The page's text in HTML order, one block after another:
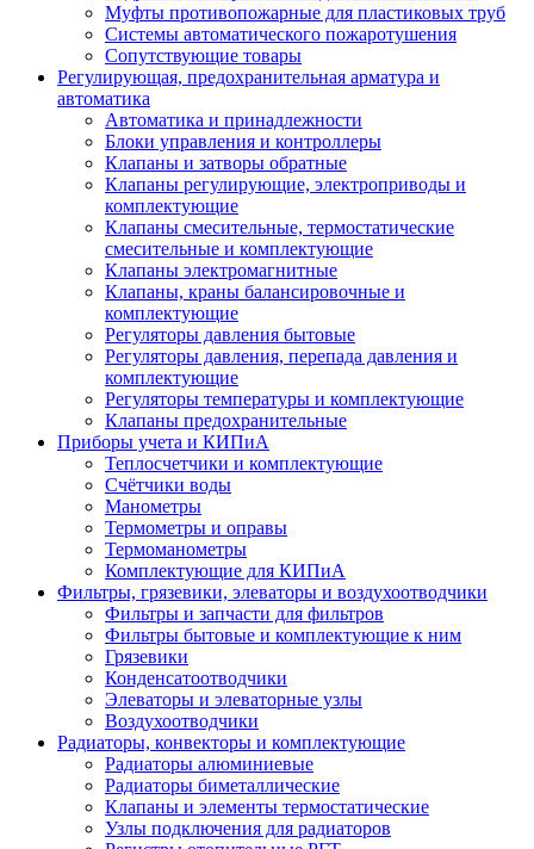
Муфты противопожарные для пластиковых труб
Системы автоматического пожаротушения
Сопутствующие товары
Регулирующая, предохранительная арматура и
автоматика
Автоматика и принадлежности
Блоки управления и контроллеры
Клапаны и затворы обратные
Клапаны регулирующие, электроприводы и
комплектующие
Клапаны смесительные, термостатические
смесительные и комплектующие
Клапаны электромагнитные
Клапаны, краны балансировочные и
комплектующие
Регуляторы давления бытовые
Регуляторы давления, перепада давления и
комплектующие
Регуляторы температуры и комплектующие
Клапаны предохранительные
Приборы учета и КИПиА
Теплосчетчики и комплектующие
Счётчики воды
Манометры
Термометры и оправы
Термоманометры
Комплектующие для КИПиА
Фильтры, грязевики, элеваторы и воздухоотводчики
Фильтры и запчасти для фильтров
Фильтры бытовые и комплектующие к ним
Грязевики
Конденсатоотводчики
Элеваторы и элеваторные узлы
Воздухоотводчики
Радиаторы, конвекторы и комплектующие
Радиаторы алюминиевые
Радиаторы биметаллические
Клапаны и элементы термостатические
Узлы подключения для радиаторов